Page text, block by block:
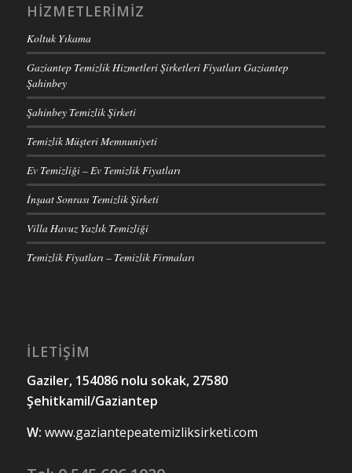
HIZMETLERIMIZ
Koltuk Yıkama
Gaziantep Temizlik Hizmetleri Şirketleri Fiyatları Gaziantep
Şahinbey
Şahinbey Temizlik Şirketi
Temizlik Müşteri Memnuniyeti
Ev Temizliği – Ev Temizlik Fiyatları
İnşaat Sonrası Temizlik Şirketi
Villa Havuz Yazlık Temizliği
Temizlik Fiyatları – Temizlik Firmaları
İLETİŞİM
Gaziler, 154086 nolu sokak, 27580
Şehitkamil/Gaziantep
W: www.gaziantepeatemizliksirketi.com